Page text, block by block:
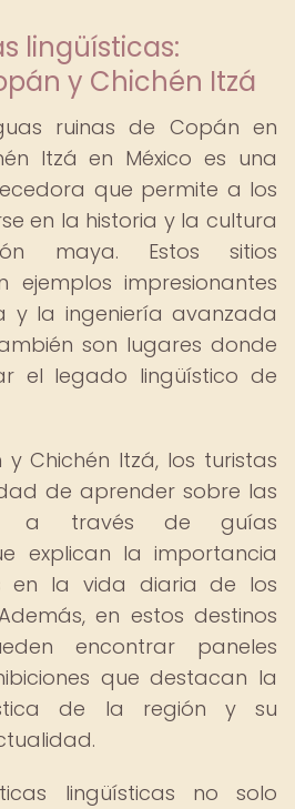
lingüísticas:
y Chichén Itzá
ruinas de Copán en
Itzá en México es una
que permite a los
en la historia y la cultura
maya. Estos sitios
ejemplos impresionantes
y la ingeniería avanzada
son lugares donde
el legado lingüístico de
Chichén Itzá, los turistas
de aprender sobre las
a través de guías
explican la importancia
en la vida diaria de los
en estos destinos
encontrar paneles
que destacan la
de la región y su
lingüísticas no solo